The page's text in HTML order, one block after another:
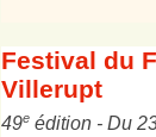
Festival du
Villerupt
49e édition - Du 2